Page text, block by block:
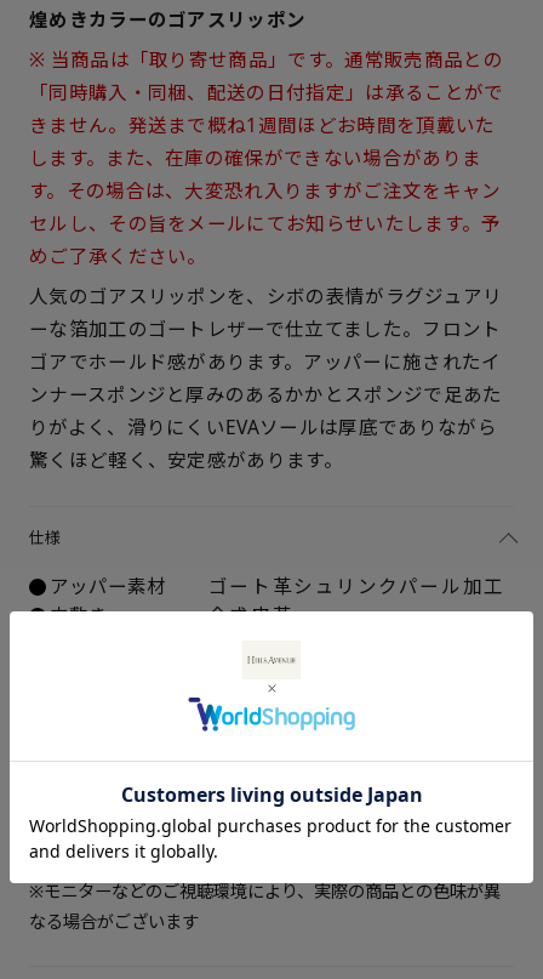
サイズを選択してください
22cm × 在庫なし
× 在庫なし
23.5cm × 在庫なし
24cm × 在庫なし
24.5cm △ 概ね１週間後に発送
煌めきカラーのゴアスリッポン
※ 当商品は「取り寄せ商品」です。通常販売商品との
「同時購入・同梱、配送の日付指定」は承ることがで
きません。発送まで概ね1週間ほどお時間を頂戴いた
します。また、在庫の確保ができない場合がありま
す。その場合は、大変恐れ入りますがご注文をキャン
セルし、その旨をメールにてお知らせいたします。予
めご了承ください。
人気のゴアスリッポンを、シボの表情がラグジュアリ
ーな箔加工のゴートレザーで仕立てました。フロント
ゴアでホールド感があります。アッパーに施されたイ
ンナースポンジと厚みのあるかかとスポンジで足あた
りがよく、滑りにくいEVAソールは厚底でありながら
驚くほど軽く、安定感があります。
仕様
アッパー素材
ゴート革シュリンクパール加工
中敷き
合成皮革
約5.5cm
約260ｇ（サイズにより多少の
差異あり）
生産国
日本製
お手入れ方法はこちら
※商品の仕様は予告なく変更される場合があります
※モニターなどのご視聴環境により、実際の商品との色味が異
なる場合がございます